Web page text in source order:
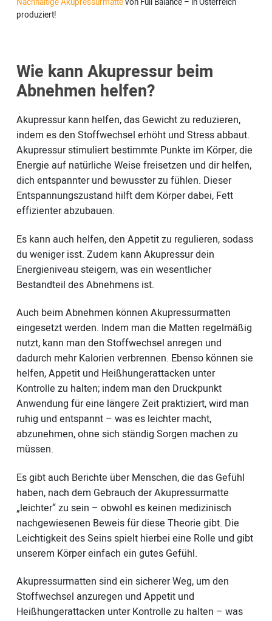
Nachhaltige Akupressurmattevon Full Balance – in Österreich
produziert!
Wie kann Akupressur beim
Abnehmen helfen?
Akupressur kann helfen, das Gewicht zu reduzieren,
indem es den Stoffwechsel erhöht und Stress abbaut.
Akupressur stimuliert bestimmte Punkte im Körper, die
Energie auf natürliche Weise freisetzen und dir helfen,
dich entspannter und bewusster zu fühlen. Dieser
Entspannungszustand hilft dem Körper dabei, Fett
effizienter abzubauen.
Es kann auch helfen, den Appetit zu regulieren, sodass
du weniger isst. Zudem kann Akupressur dein
Energieniveau steigern, was ein wesentlicher
Bestandteil des Abnehmens ist.
Auch beim Abnehmen können Akupressurmatten
eingesetzt werden. Indem man die Matten regelmäßig
nutzt, kann man den Stoffwechsel anregen und
dadurch mehr Kalorien verbrennen. Ebenso können sie
helfen, Appetit und Heißhungerattacken unter
Kontrolle zu halten; indem man den Druckpunkt
Anwendung für eine längere Zeit praktiziert, wird man
ruhig und entspannt – was es leichter macht,
abzunehmen, ohne sich ständig Sorgen machen zu
müssen.
Es gibt auch Berichte über Menschen, die das Gefühl
haben, nach dem Gebrauch der Akupressurmatte
„leichter“ zu sein – obwohl es keinen medizinisch
nachgewiesenen Beweis für diese Theorie gibt. Die
Leichtigkeit des Seins spielt hierbei eine Rolle und gibt
unserem Körper einfach ein gutes Gefühl.
Akupressurmatten sind ein sicherer Weg, um den
Stoffwechsel anzuregen und Appetit und
Heißhungerattacken unter Kontrolle zu halten – was